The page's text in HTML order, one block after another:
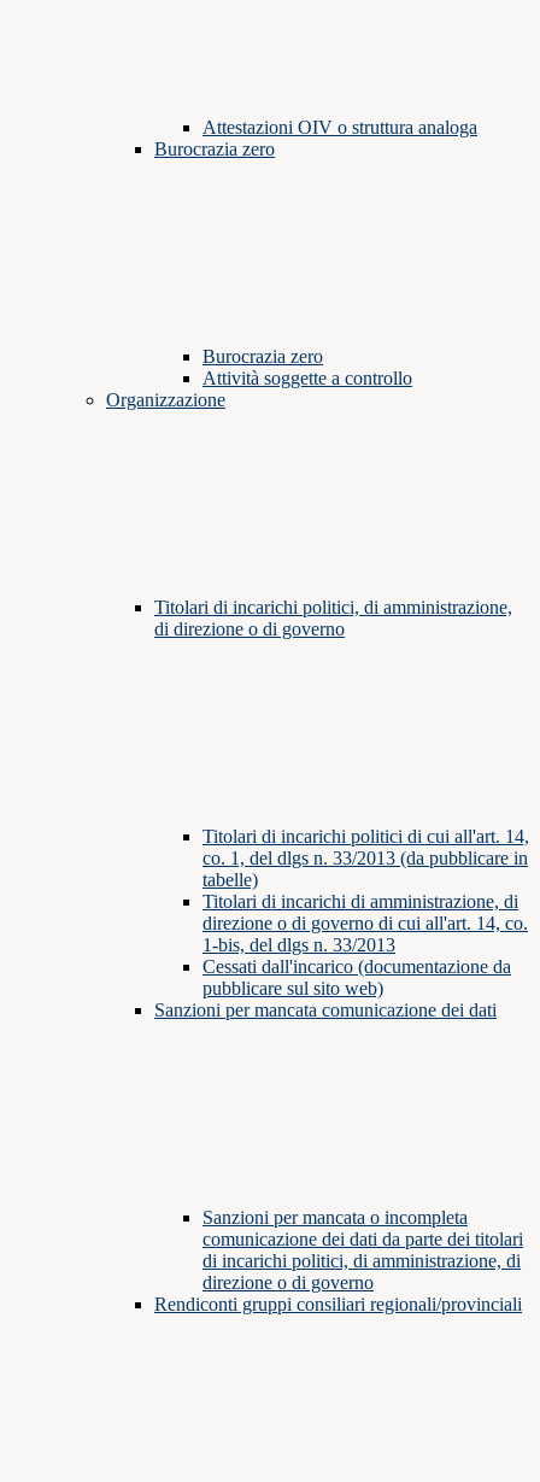
Attestazioni OIV o struttura analoga
Burocrazia zero
Burocrazia zero
Attività soggette a controllo
Organizzazione
Titolari di incarichi politici, di amministrazione,
di direzione o di governo
Titolari di incarichi politici di cui all'art. 14,
co. 1, del dlgs n. 33/2013 (da pubblicare in
tabelle)
Titolari di incarichi di amministrazione, di
direzione o di governo di cui all'art. 14, co.
1-bis, del dlgs n. 33/2013
Cessati dall'incarico (documentazione da
pubblicare sul sito web)
Sanzioni per mancata comunicazione dei dati
Sanzioni per mancata o incompleta
comunicazione dei dati da parte dei titolari
di incarichi politici, di amministrazione, di
direzione o di governo
Rendiconti gruppi consiliari regionali/provinciali